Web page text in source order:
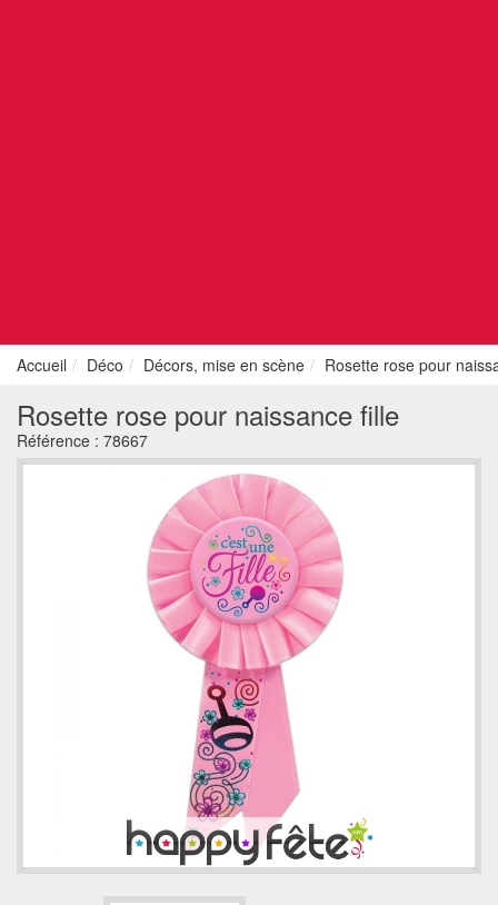
Accueil Déco Décors, mise en scène Rosette rose pour
Rosette rose pour naissance fille
Référence : 78667